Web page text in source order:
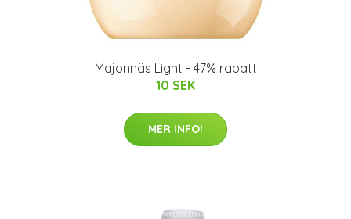
Majonnäs Light - 47% rabatt
10 SEK
MER INFO!